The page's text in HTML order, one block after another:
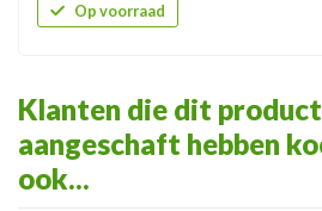
Op voorraad
Klanten die dit product
aangeschaft hebben
ook...